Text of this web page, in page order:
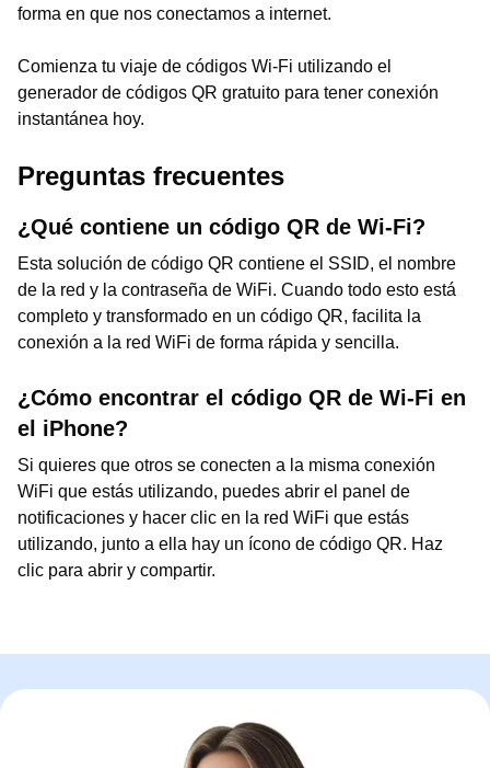
forma en que nos conectamos a internet.
Comienza tu viaje de códigos Wi-Fi utilizando el
generador de códigos QR gratuito para tener conexión
instantánea hoy.
Preguntas frecuentes
¿Qué contiene un código QR de Wi-Fi?
Esta solución de código QR contiene el SSID, el nombre
de la red y la contraseña de WiFi. Cuando todo esto está
completo y transformado en un código QR, facilita la
conexión a la red WiFi de forma rápida y sencilla.
¿Cómo encontrar el código QR de Wi-Fi en
el iPhone?
Si quieres que otros se conecten a la misma conexión
WiFi que estás utilizando, puedes abrir el panel de
notificaciones y hacer clic en la red WiFi que estás
utilizando, junto a ella hay un ícono de código QR. Haz
clic para abrir y compartir.